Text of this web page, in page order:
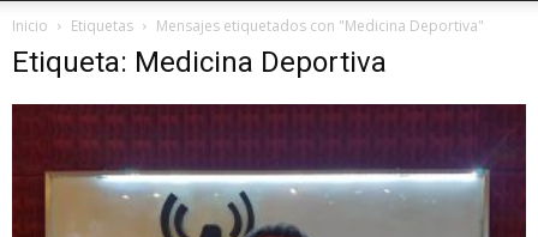
Inicio Etiquetas Mensajes etiquetados con "Medicina Deportiva"
Etiqueta: Medicina Deportiva